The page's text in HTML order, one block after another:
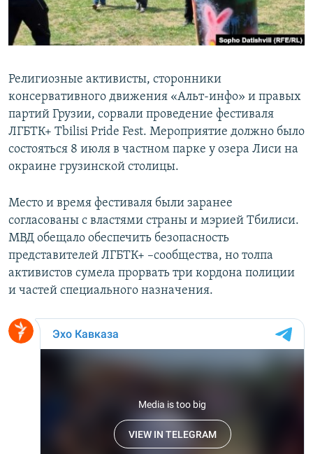
ПОБЕДИТЕЛЕЙ НЕ СУДЯТ?
КРЫМ.НЕПОКОРЕННЫЙ
ПРИСОЕДИНЯЙТЕСЬ!
Все сайты RFE/RL
Религиозные активисты, сторонники
консервативного движения «Альт-инфо» и правых
партий Грузии, сорвали проведение фестиваля
ЛГБТК+ Tbilisi Pride Fest. Мероприятие должно было
состояться 8 июля в частном парке у озера Лиси на
окраине грузинской столицы.
Место и время фестиваля были заранее
согласованы с властями страны и мэрией Тбилиси.
МВД обещало обеспечить безопасность
представителей ЛГБТК+ –сообщества, но толпа
активистов сумела прорвать три кордона полиции
и частей специального назначения.